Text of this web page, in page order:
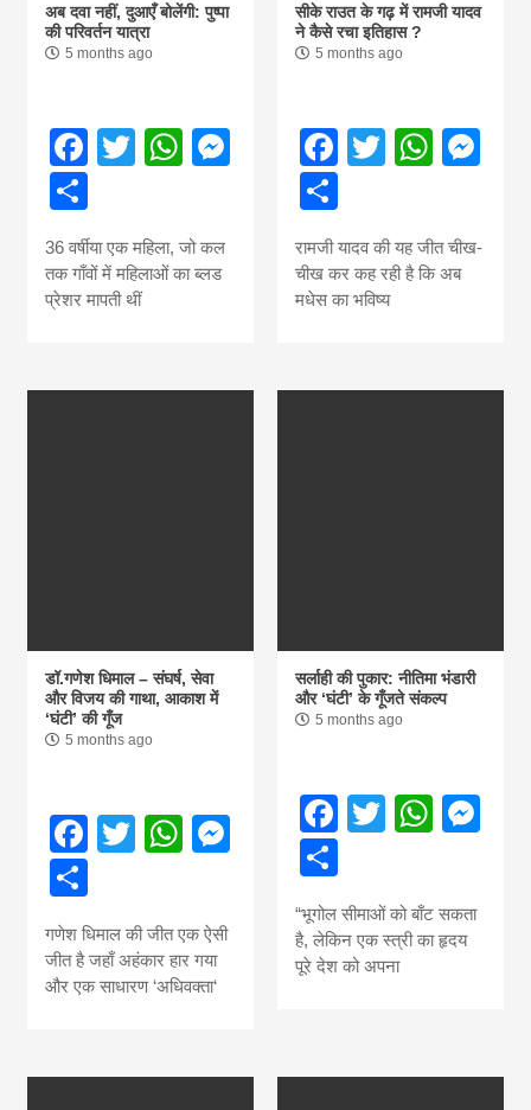
अब दवा नहीं, दुआएँ बोलेंगी: पुष्पा
की परिवर्तन यात्रा
5 months ago
Facebook
TwitterWhatsApp
Messenger
36 वर्षीया एक महिला, जो कल
तक गाँवों में महिलाओं का ब्लड
प्रेशर मापती थीं
सीके राउत के गढ़ में रामजी यादव
ने कैसे रचा इतिहास ?
5 months ago
Facebook
Twitter
Share
रामजी यादव की यह जीत चीख-
चीख कर कह रही है कि अब
मधेस का भविष्य
डॉ.गणेश धिमाल – संघर्ष, सेवा
और विजय की गाथा, आकाश में
‘घंटी’ की गूँज
5 months ago
Facebook
TwitterWhatsApp
Messenger
गणेश धिमाल की जीत एक ऐसी
जीत है जहाँ अहंकार हार गया
और एक साधारण ‘अधिवक्ता‘
सर्लाही की पुकार: नीतिमा भंडारी
और ‘घंटी’ के गूँजते संकल्प
5 months ago
Facebook
Twitter
Share
“भूगोल सीमाओं को बाँट सकता
है, लेकिन एक स्त्री का हृदय
पूरे देश को अपना